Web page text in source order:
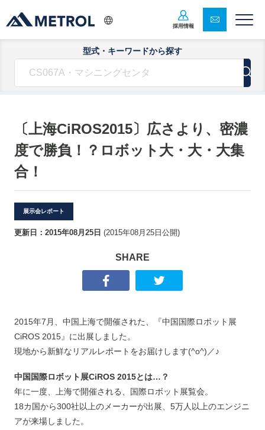
採用情報
型式・キーワードから探す
〔上海CiROS2015〕広さより、密濃
度で勝負！？ロボット大・大・大集
合！
展示会レポート
更新日： 2015年08月25日 (2015年08月25日 公開)
SHARE
2015年7月、中国上海で開催された、『中国国際ロボット展
CiROS 2015』に出展しました。
現地から新鮮なリアルレポートをお届けします(^o^)／♪
中国国際ロボット展CiROS 2015とは…？
年に一度、上海で開催される、国際ロボット展覧会。
18カ国から300社以上のメーカーが出展、5万人以上のエンジニ
アが来場しました。